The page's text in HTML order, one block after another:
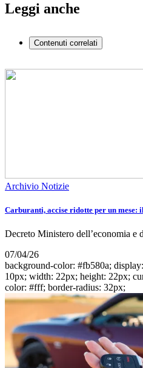
Leggi anche
Contenuti correlati
Archivio Notizie
Carburanti, accise ridotte per un mese:
Decreto Ministero dell’economia e
07/04/26
background-color: #fb580a;
10px; width: 22px; height: 22px;
color: #fff; border-radius: 32px;